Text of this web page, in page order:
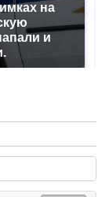
на
и